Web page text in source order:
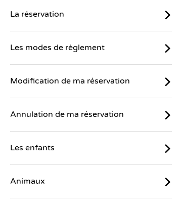
La réservation
Les modes de règlement
Modification de ma réservation
Annulation de ma réservation
Les enfants
Animaux